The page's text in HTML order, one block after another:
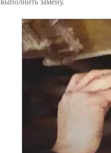
выполнить замену.